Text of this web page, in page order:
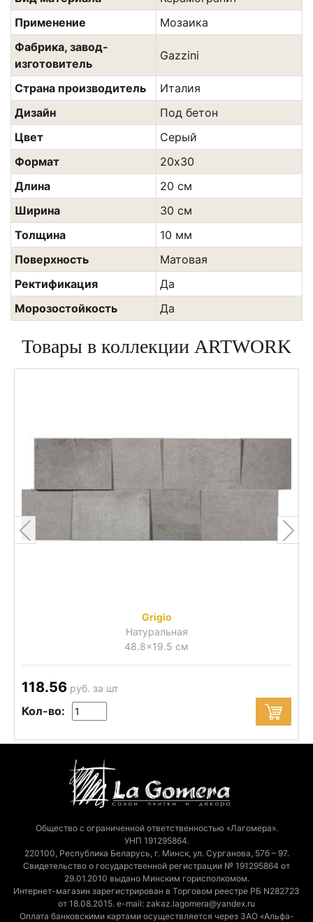
Применение
Мозаика
Фабрика, завод-
изготовитель
Gazzini
Страна производитель
Италия
Дизайн
Под бетон
Цвет
Серый
Формат
20х30
Длина
20 см
Ширина
30 см
Толщина
10 мм
Поверхность
Матовая
Ректификация
Да
Морозостойкость
Да
Товары в коллекции ARTWORK
Grigio
Натуральная
48.8x19.5 см
118.56 руб. за шт
Кол-во:
Общество с ограниченной ответственностью «Лагомера».
УНП 191295864.
220100, Республика Беларусь, г. Минск, ул. Сурганова, 57б – 97.
Свидетельство о государственной регистрации № 191295864 от
29.01.2010 выдано Минским горисполкомом.
Интернет-магазин зарегистрирован в Торговом реестре РБ N282723
от 18.08.2015. e-mail: zakaz.lagomera@yandex.ru
Оплата банковскими картами осуществляется через ЗАО «Альфа-